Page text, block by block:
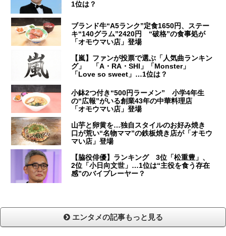
1位は？
ブランド牛“A5ランク”定食1650円、ステー
キ“140グラム”2420円 “破格”の食事処が
「オモウマい店」登場
【嵐】ファンが投票で選ぶ「人気曲ランキン
グ」 「A・RA・SHI」「Monster」
「Love so sweet」…1位は？
小鉢2つ付き“500円ラーメン” 小学4年生
の“広報”がいる創業43年の中華料理店
「オモウマい店」登場
山芋と卵黄を…独自スタイルのお好み焼き
口が荒い“名物ママ”の鉄板焼き店が「オモウ
マい店」登場
【脇役俳優】ランキング 3位「松重豊」、
2位「小日向文世」…1位は“主役を食う存在
感”のバイプレーヤー？
エンタメの記事もっと見る